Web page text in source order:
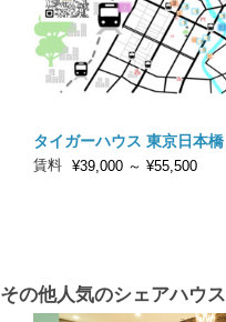
タイガーハウス 東京日本橋
賃料 ¥39,000 ～ ¥55,500
その他人気のシェアハウス